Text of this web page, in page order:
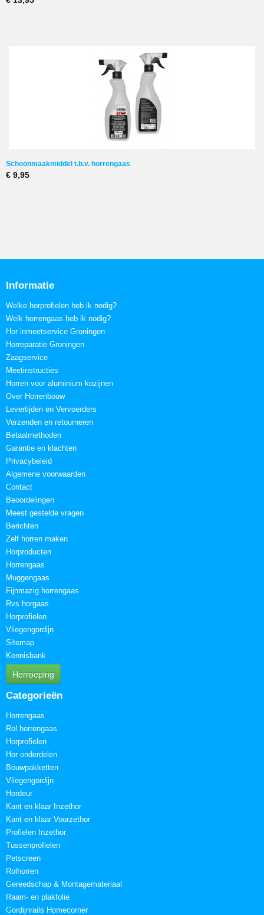
Schoonmaakmiddel t.b.v. horrengaas
€ 9,95
Informatie
Welke horprofielen heb ik nodig?
Welk horrengaas heb ik nodig?
Hor inmeetservice Groningen
Horreparatie Groningen
Zaagservice
Meetinstructies
Horren voor aluminium kozijnen
Over Horrenbouw
Levertijden en Vervoerders
Verzenden en retourneren
Betaalmethoden
Garantie en klachten
Privacybeleid
Algemene voorwaarden
Contact
Beoordelingen
Meest gestelde vragen
Berichten
Zelf horren maken
Horproducten
Horrengaas
Muggengaas
Fijnmazig horrengaas
Rvs horgaas
Horprofielen
Vliegengordijn
Sitemap
Kennisbank
Herroeping
Categorieën
Horrengaas
Rol horrengaas
Horprofielen
Hor onderdelen
Bouwpakketten
Vliegengordijn
Hordeur
Kant en klaar Inzethor
Kant en klaar Voorzethor
Profielen Inzethor
Tussenprofielen
Petscreen
Rolhorren
Gereedschap & Montagemateriaal
Raam- en plakfolie
Gordijnrails Homecorner